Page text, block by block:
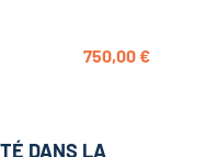
750,00€
DANS LA